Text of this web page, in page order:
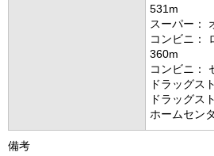
531m
スーパー：
コンビニ：
360m
コンビニ：
ドラッグス
ドラッグス
ホームセン
備考